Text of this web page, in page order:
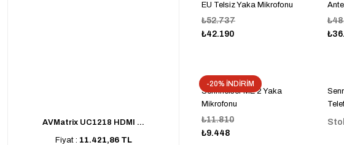
AVMatrix UC1218 HDMI ...
Fiyat : 11.421,86 TL
EU Telsiz Yaka Mikrofonu
₺42.190
₺52.737
-20% İNDİRİM
Sennheiser ME 2 Yaka
Mikrofonu
₺9.448
₺11.810